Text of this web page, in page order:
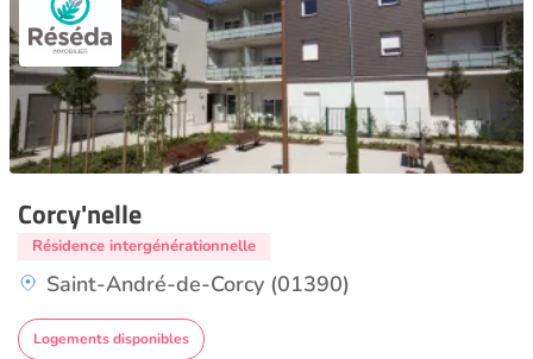
Corcy'nelle
Résidence intergénérationnelle
Saint-André-de-Corcy (01390)
Logements disponibles